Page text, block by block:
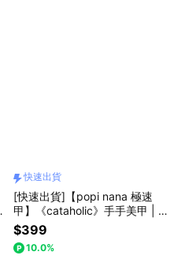
快速出貨
[快速出貨]【popi nana 極速
甲】《cataholic》手手美甲 | H
$399
10.0%